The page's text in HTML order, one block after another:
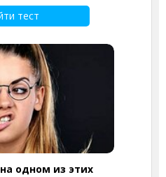
тест
одном из этих